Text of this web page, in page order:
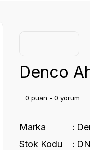
Denco
0 puan - 0 yorum
Marka
Stok Kodu